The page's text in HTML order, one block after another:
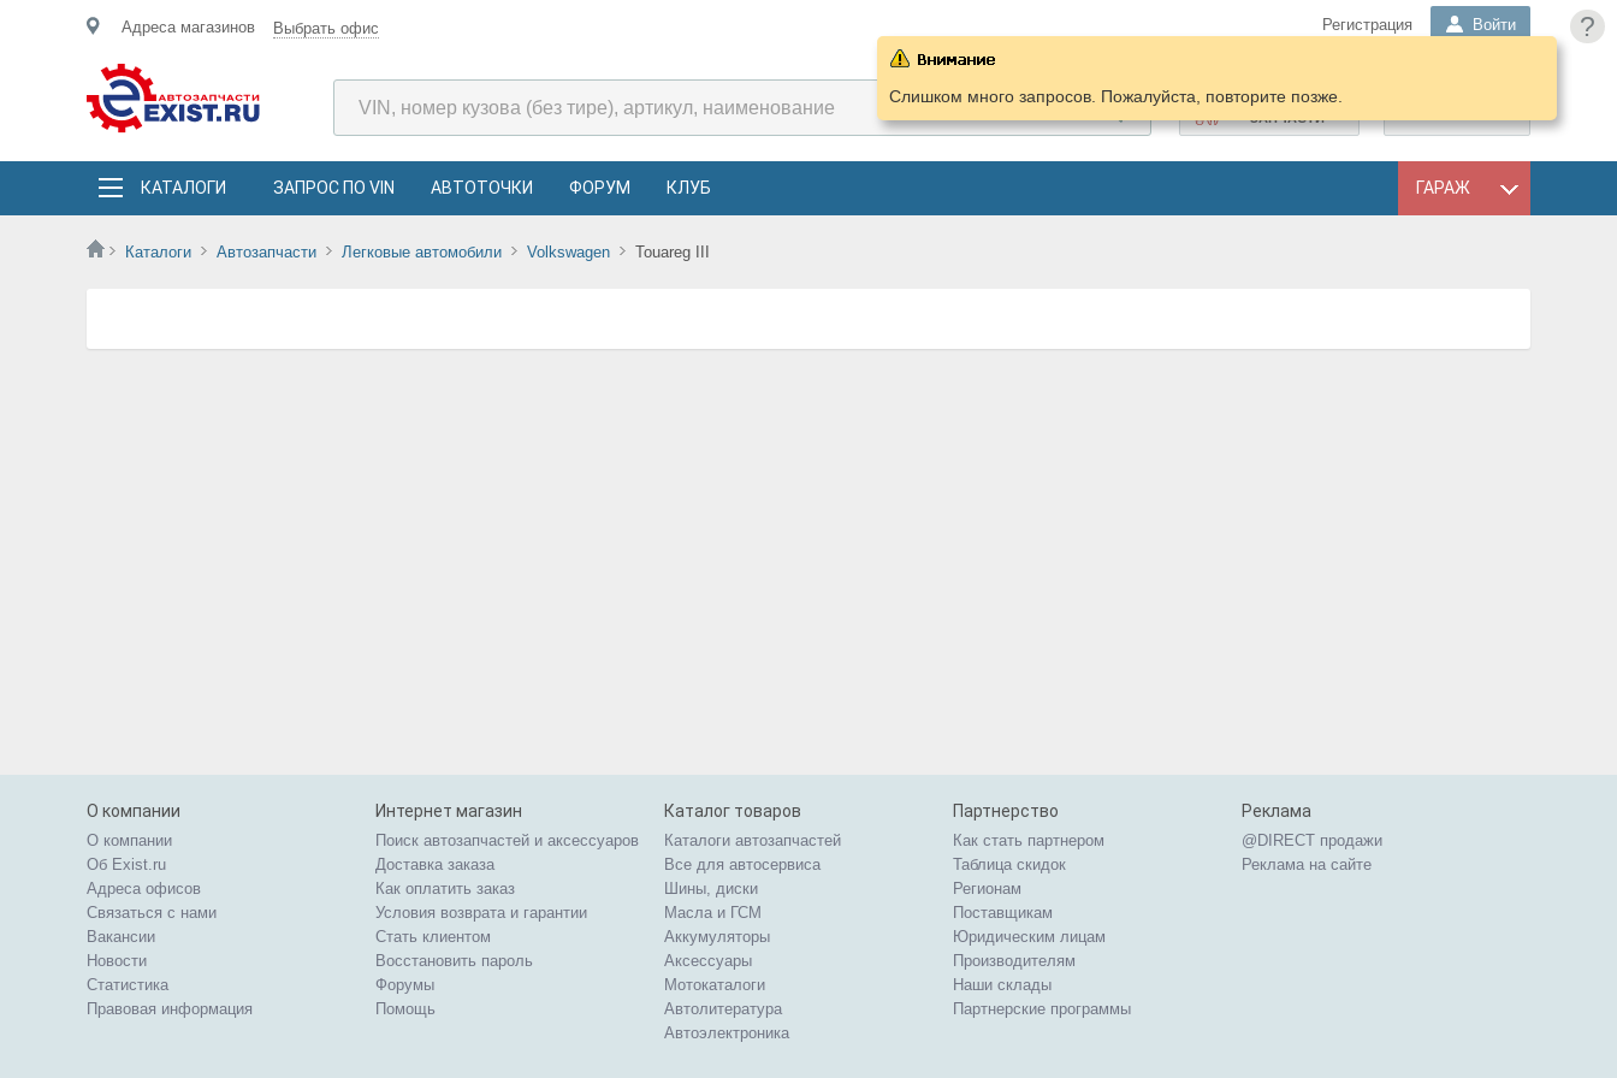
?
Адреса магазинов Выбрать офис Регистрация Войти
ПОДОБРАТЬ
ЗАПЧАСТИ
КАТАЛОГИ ЗАПРОС ПО VIN АВТОТОЧКИ ФОРУМ КЛУБ ГАРАЖ
Каталоги Автозапчасти Легковые автомобили Volkswagen Touareg III
Слишком много запросов. Пожалуйста, повторите позже.
О компании
О компании
Об Exist.ru
Адреса офисов
Связаться с нами
Вакансии
Новости
Статистика
Правовая информация
Интернет магазин
Поиск автозапчастей и аксессуаров
Доставка заказа
Как оплатить заказ
Условия возврата и гарантии
Стать клиентом
Восстановить пароль
Форумы
Помощь
Каталог товаров
Каталоги автозапчастей
Все для автосервиса
Шины, диски
Масла и ГСМ
Аккумуляторы
Аксессуары
Мотокаталоги
Автолитература
Автоэлектроника
Партнерство
Как стать партнером
Таблица скидок
Регионам
Поставщикам
Юридическим лицам
Производителям
Наши склады
Партнерские программы
Реклама
@DIRECT продажи
Реклама на сайте